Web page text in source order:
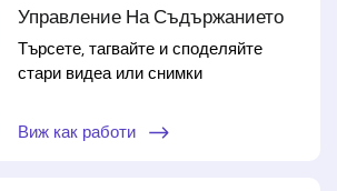
Управление На Съдържанието
Търсете, тагвайте и споделяйте
стари видеа или снимки
Виж как работи